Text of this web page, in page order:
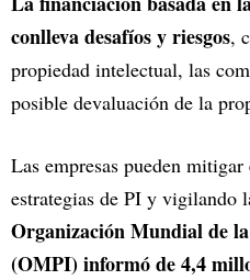
conlleva desafíos y riesgos,
propiedad intelectual, las
posible devaluación de la
Las empresas pueden
estrategias de PI y vigilando
Organización Mundial de
(OMPI) informó de 4,4